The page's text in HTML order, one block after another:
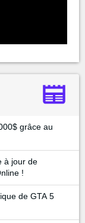
grâce au
à jour de
!
de GTA 5